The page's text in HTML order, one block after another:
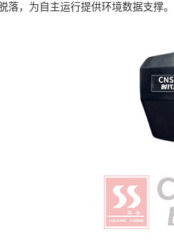
落，为自主运行提供环境数据支撑。